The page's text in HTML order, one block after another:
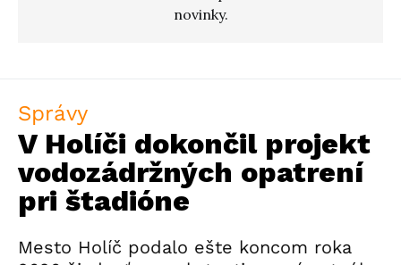
novinky.
Správy
V Holíči dokončil projekt
vodozádržných opatrení
pri štadióne
Mesto Holíč podalo ešte koncom roka